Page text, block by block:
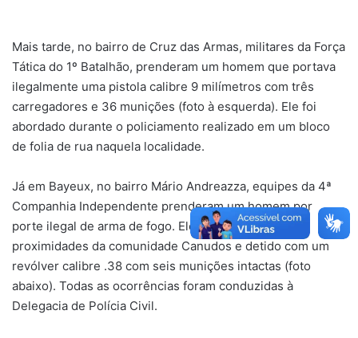
Mais tarde, no bairro de Cruz das Armas, militares da Força
Tática do 1º Batalhão, prenderam um homem que portava
ilegalmente uma pistola calibre 9 milímetros com três
carregadores e 36 munições (foto à esquerda). Ele foi
abordado durante o policiamento realizado em um bloco
de folia de rua naquela localidade.
Já em Bayeux, no bairro Mário Andreazza, equipes da 4ª
Companhia Independente prenderam um homem por
porte ilegal de arma de fogo. Ele foi abordado nas
proximidades da comunidade Canudos e detido com um
revólver calibre .38 com seis munições intactas (foto
abaixo). Todas as ocorrências foram conduzidas à
Delegacia de Polícia Civil.